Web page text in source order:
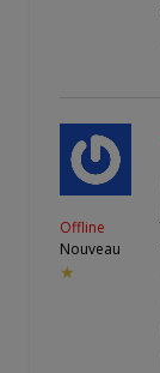
Offline
Nouveau
★